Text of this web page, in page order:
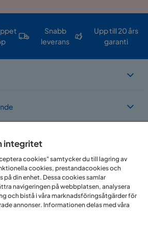
Snabb
leverans
Upp till 20 års
garanti
i flera länder
integritet
cookies" samtycker du till lagring av
cookies, prestandacookies och
din enhet. Dessa cookies samlar
navigeringen på webbplatsen, analysera
och bistå i våra marknadsföringsåtgärder för
annonser. Informationen delas med våra